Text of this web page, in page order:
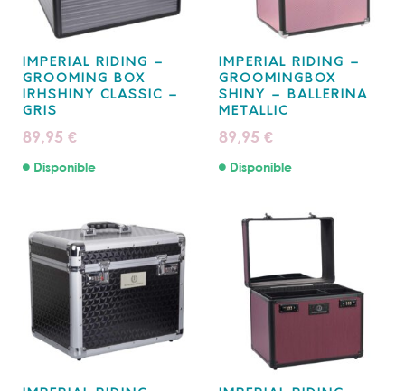
IMPERIAL RIDING –
GROOMING BOX
IRHSHINY CLASSIC –
GRIS
89,95 €
Disponible
IMPERIAL RIDING –
GROOMINGBOX
SHINY – BALLERINA
METALLIC
89,95 €
Disponible